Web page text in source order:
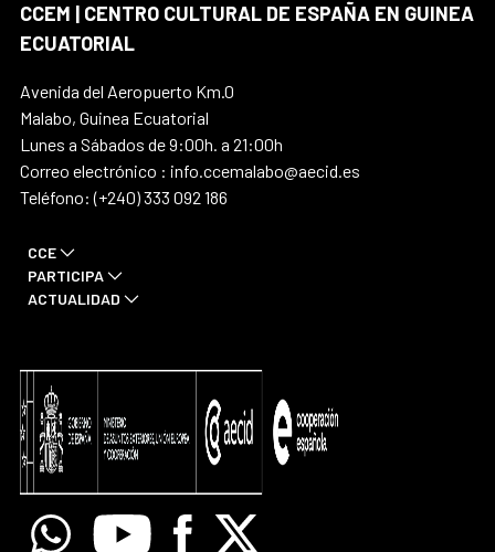
CCEM | CENTRO CULTURAL DE ESPAÑA EN GUINEA
ECUATORIAL
Avenida del Aeropuerto Km.0
Malabo, Guinea Ecuatorial
Lunes a Sábados de 9:00h. a 21:00h
Correo electrónico : info.ccemalabo@aecid.es
Teléfono: (+240) 333 092 186
CCE
PARTICIPA
ACTUALIDAD
WhatsappYoutube Facebook
X